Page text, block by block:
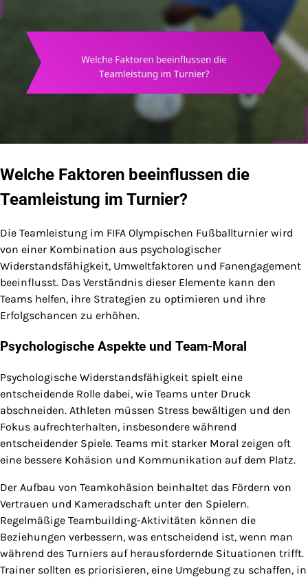
Welche Faktoren beeinflussen die
Teamleistung im Turnier?
Die Teamleistung im FIFA Olympischen Fußballturnier wird
von einer Kombination aus psychologischer
Widerstandsfähigkeit, Umweltfaktoren und Fanengagement
beeinflusst. Das Verständnis dieser Elemente kann den
Teams helfen, ihre Strategien zu optimieren und ihre
Erfolgschancen zu erhöhen.
Psychologische Aspekte und Team-Moral
Psychologische Widerstandsfähigkeit spielt eine
entscheidende Rolle dabei, wie Teams unter Druck
abschneiden. Athleten müssen Stress bewältigen und den
Fokus aufrechterhalten, insbesondere während
entscheidender Spiele. Teams mit starker Moral zeigen oft
eine bessere Kohäsion und Kommunikation auf dem Platz.
Der Aufbau von Teamkohäsion beinhaltet das Fördern von
Vertrauen und Kameradschaft unter den Spielern.
Regelmäßige Teambuilding-Aktivitäten können die
Beziehungen verbessern, was entscheidend ist, wenn man
während des Turniers auf herausfordernde Situationen trifft.
Trainer sollten es priorisieren, eine Umgebung zu schaffen, in